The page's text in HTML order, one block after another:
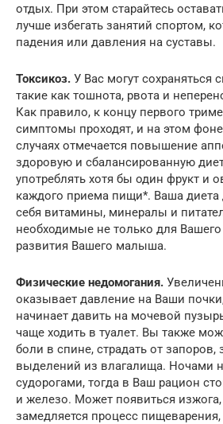
отдых. При этом старайтесь
лучше избегать занятий спортом,
падения или давления на суставы.
Токсикоз. У Вас могут сохраняться
такие как тошнота, рвота и
Как правило, к концу первого
симптомы проходят, и на этом
случаях отмечается повышение
здоровую и сбалансированную
употреблять хотя бы один фрукт и
каждого приема пищи*. Ваша
себя витамины, минералы и
необходимые не только для
развития Вашего малыша.
Физические недомогания.
оказывает давление на Ваши
начинает давить на мочевой
чаще ходить в туалет. Вы также
боли в спине, страдать от запоров,
выделений из влагалища. Ночами
судорогами, тогда в Ваш рацион
и железо. Может появиться изжога,
замедляется процесс